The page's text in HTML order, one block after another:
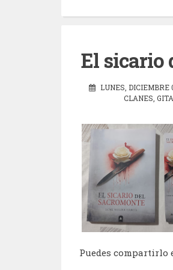
El sicario
LUNES, DICIEMBRE
CLANES,
Puedes compartirlo